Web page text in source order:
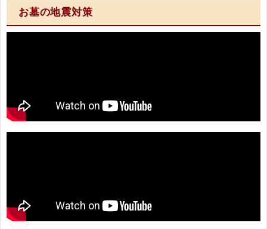
お墓の地震対策